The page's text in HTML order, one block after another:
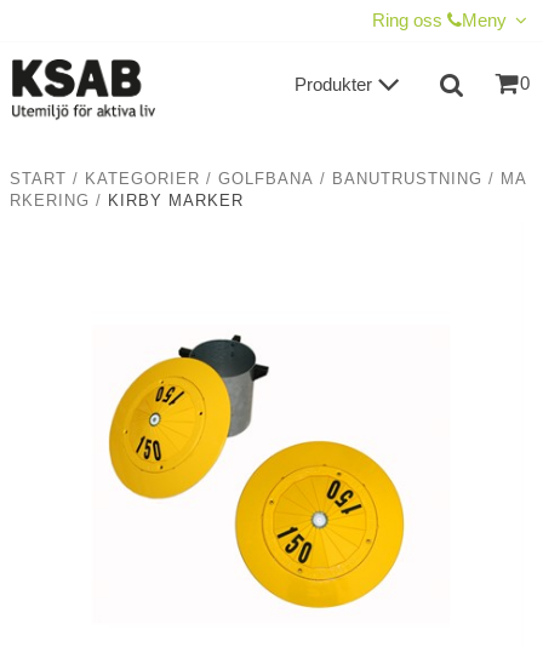
Ring oss Meny
0
Produkter
START / KATEGORIER / GOLFBANA / BANUTRUSTNING / MA
RKERING / KIRBY MARKER
TILL KASSAN